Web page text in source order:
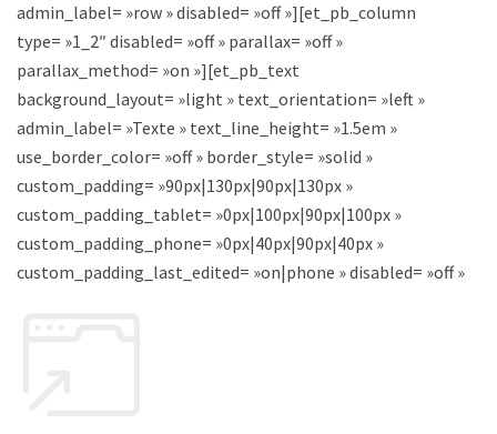
admin_label= »row » disabled= »off »][et_pb_column
type= »1_2″ disabled= »off » parallax= »off »
parallax_method= »on »][et_pb_text
background_layout= »light » text_orientation= »left »
admin_label= »Texte » text_line_height= »1.5em »
use_border_color= »off » border_style= »solid »
custom_padding= »90px|130px|90px|130px »
custom_padding_tablet= »0px|100px|90px|100px »
custom_padding_phone= »0px|40px|90px|40px »
custom_padding_last_edited= »on|phone » disabled= »off »]